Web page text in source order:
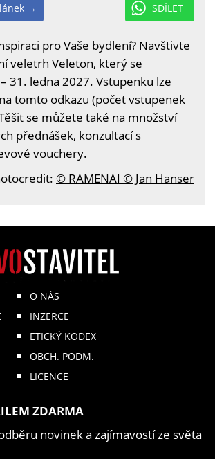
SDÍLET
→
pro Vaše bydlení? Navštivte
veletrh Veleton, který se
31. ledna 2027. Vstupenku lze
tomto odkazu (počet vstupenek
se můžete také na množství
přednášek, konzultací s
vouchery.
© RAMENAI © Jan Hanser
O NÁS
INZERCE
ETICKÝ KODEX
OBCH. PODM.
LICENCE
ZDARMA
novinek a zajímavostí ze světa